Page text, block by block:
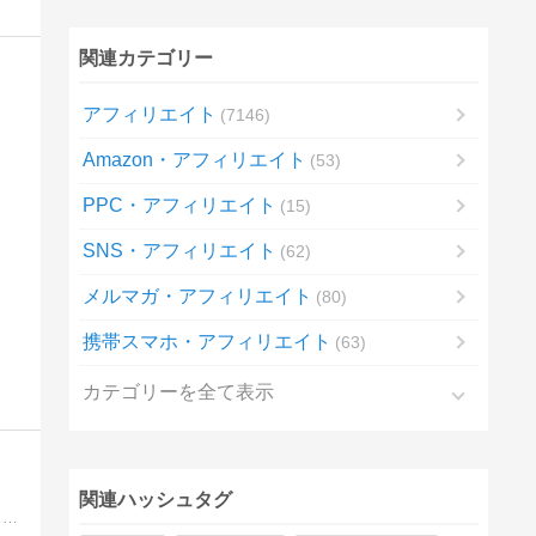
アフィリエイトやアドセンス、様々な転売など、その全てで結果を出してきた私だからこそ断言できる！あらゆるネットビジネスで何より結果が出せるノウハウを完全無料でプレゼントします。
関連カテゴリー
アフィリエイト 7146
Amazon・アフィリエイト 53
PPC・アフィリエイト 15
SNS・アフィリエイト 62
メルマガ・アフィリエイト 80
携帯スマホ・アフィリエイト 63
カテゴリーを全て表示
関連ハッシュタグ